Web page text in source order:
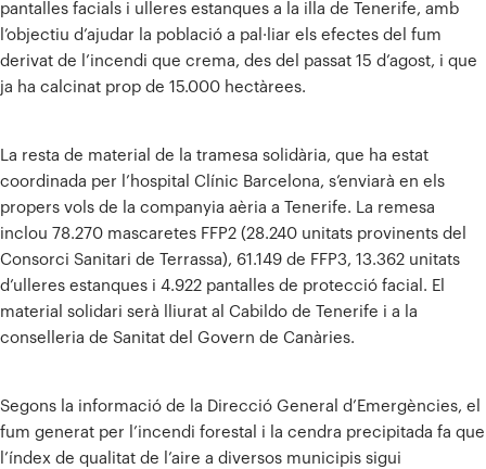
pantalles facials i ulleres estanques a la illa de Tenerife, amb
l’objectiu d’ajudar la població a pal·liar els efectes del fum
derivat de l’incendi que crema, des del passat 15 d’agost, i que
ja ha calcinat prop de 15.000 hectàrees.
La resta de material de la tramesa solidària, que ha estat
coordinada per l’hospital Clínic Barcelona, s’enviarà en els
propers vols de la companyia aèria a Tenerife. La remesa
inclou 78.270 mascaretes FFP2 (28.240 unitats provinents del
Consorci Sanitari de Terrassa), 61.149 de FFP3, 13.362 unitats
d’ulleres estanques i 4.922 pantalles de protecció facial. El
material solidari serà lliurat al Cabildo de Tenerife i a la
conselleria de Sanitat del Govern de Canàries.
Segons la informació de la Direcció General d’Emergències, el
fum generat per l’incendi forestal i la cendra precipitada fa que
l’índex de qualitat de l’aire a diversos municipis sigui